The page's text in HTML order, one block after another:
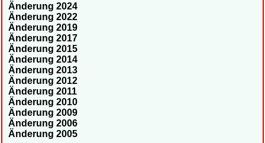
Änderung 2024
Änderung 2022
Änderung 2019
Änderung 2017
Änderung 2015
Änderung 2014
Änderung 2013
Änderung 2012
Änderung 2011
Änderung 2010
Änderung 2009
Änderung 2006
Änderung 2005